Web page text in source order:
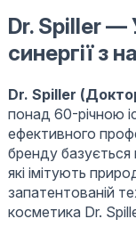
Dr. Spiller —
синергії з
Dr. Spiller
понад 60-річною
ефективного
бренду базується
які імітують
запатентованій
косметика Dr.